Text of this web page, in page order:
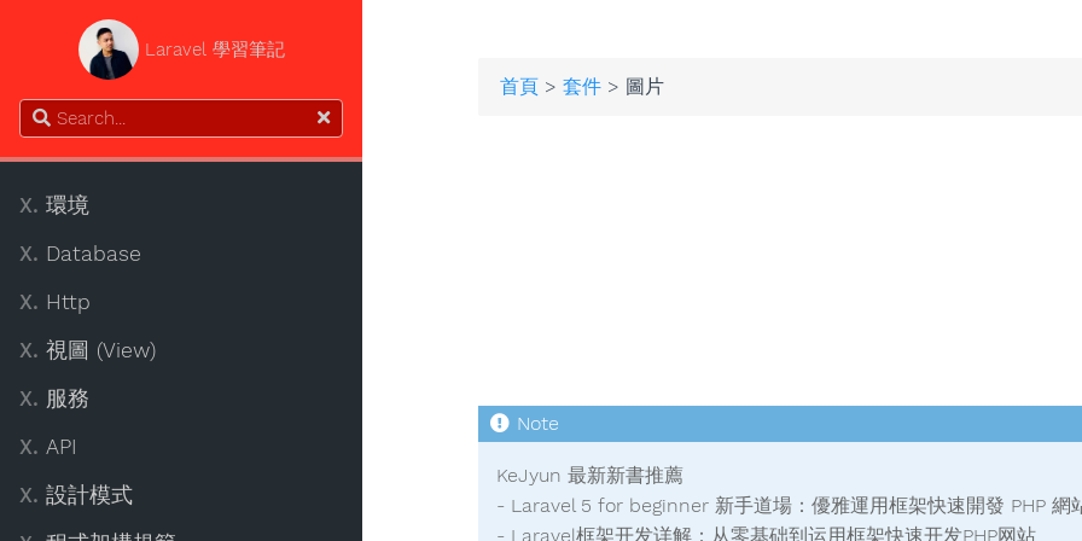
Laravel 學習筆記
X. 環境
X. Database
X. Http
X. 視圖 (View)
X. 服務
X. API
X. 設計模式
首頁> 套件> 圖片
KeJyun 最新新書推薦
- Laravel 5 for beginner 新手道場：優雅運用框架快速開發 PHP 網
- Laravel框架开发详解：从零基础到运用框架快速开发PHP网站